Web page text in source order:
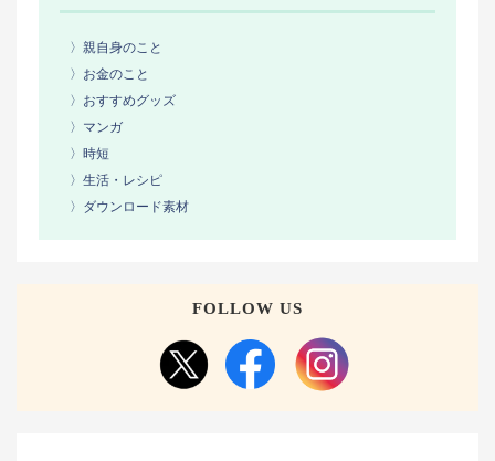
〉親自身のこと
〉お金のこと
〉おすすめグッズ
〉マンガ
〉時短
〉生活・レシピ
〉ダウンロード素材
FOLLOW US